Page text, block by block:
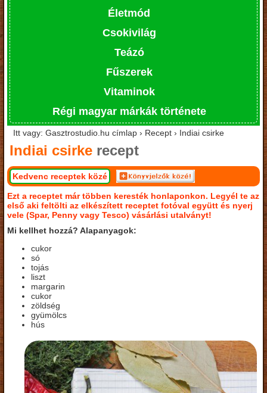
Életmód
Csokivilág
Teázó
Fűszerek
Vitaminok
Régi magyar márkák története
Itt vagy: Gasztrostudio.hu címlap › Recept › Indiai csirke
Indiai csirke recept
Kedvenc receptek közé
Ezt a receptet már többen keresték honlaponkon. Legyél te az
első aki feltölti az elkészített receptet fotóval együtt és nyerj
vele (Spar, Penny vagy Tesco) vásárlási utalványt!
Mi kellhet hozzá? Alapanyagok:
cukor
só
tojás
liszt
margarin
cukor
zöldség
gyümölcs
hús